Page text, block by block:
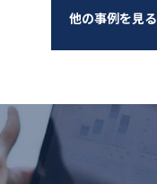
他の事例を見る